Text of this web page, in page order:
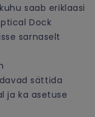
saab eriklaasi
Dock
sarnaselt
sättida
ja ka asetuse